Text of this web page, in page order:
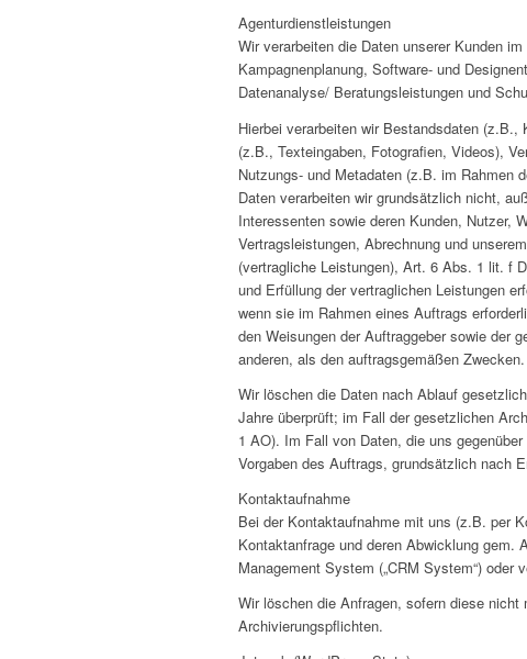
Agenturdienstleistungen
Wir verarbeiten die Daten unserer Kunden
Kampagnenplanung, Software- und
Datenanalyse/ Beratungsleistungen und
Hierbei verarbeiten wir Bestandsdaten
(z.B., Texteingaben, Fotografien, Videos),
Nutzungs- und Metadaten (z.B. im Rahmen
Daten verarbeiten wir grundsätzlich nicht,
Interessenten sowie deren Kunden, Nutzer,
Vertragsleistungen, Abrechnung und
(vertragliche Leistungen), Art. 6 Abs. 1 lit. f
und Erfüllung der vertraglichen Leistungen
wenn sie im Rahmen eines Auftrags
den Weisungen der Auftraggeber sowie der
anderen, als den auftragsgemäßen Zwecken.
Wir löschen die Daten nach Ablauf
Jahre überprüft; im Fall der gesetzlichen
1 AO). Im Fall von Daten, die uns
Vorgaben des Auftrags, grundsätzlich nach
Kontaktaufnahme
Bei der Kontaktaufnahme mit uns (z.B. per
Kontaktanfrage und deren Abwicklung gem.
Management System („CRM System“) oder
Wir löschen die Anfragen, sofern diese
Archivierungspflichten.